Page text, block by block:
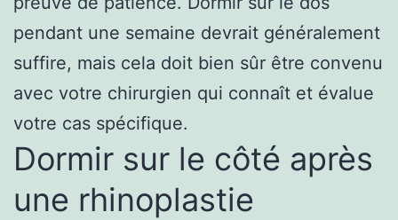
pendant une semaine devrait généralement
suffire, mais cela doit bien sûr être convenu
avec votre chirurgien qui connaît et évalue
votre cas spécifique.
Dormir sur le côté après
une rhinoplastie